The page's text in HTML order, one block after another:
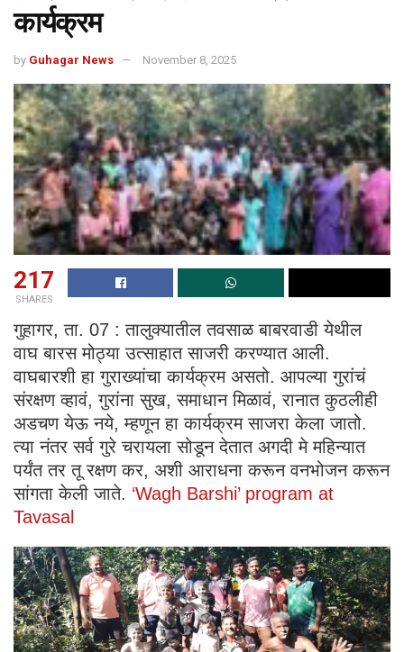
कार्यक्रम
by Guhagar News November 8, 2025
217
SHARES
गुहागर, ता. 07 : तालुक्यातील तवसाळ बाबरवाडी येथील
वाघ बारस मोठ्या उत्साहात साजरी करण्यात आली.
वाघबारशी हा गुराख्यांचा कार्यक्रम असतो. आपल्या गुरांचं
संरक्षण व्हावं, गुरांना सुख, समाधान मिळावं, रानात कुठलीही
अडचण येऊ नये, म्हणून हा कार्यक्रम साजरा केला जातो.
त्या नंतर सर्व गुरे चरायला सोडून देतात अगदी मे महिन्यात
पर्यंत तर तू रक्षण कर, अशी आराधना करून वनभोजन करून
सांगता केली जाते. ‘Wagh Barshi’ program at
Tavasal